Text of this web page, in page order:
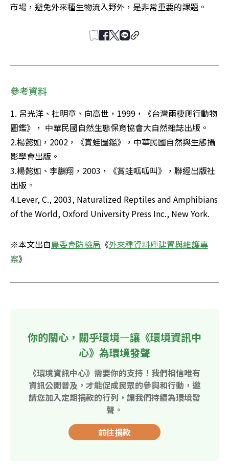
市場，避免外來種生物流入野外，是非常重要的課題。
參考資料
1. 呂光洋、杜明章、向高世，1999，《台灣兩棲爬行動物
圖鑑》， 中華民國自然生態保育協會大自然雜誌出版。
2.楊懿如，2002，《賞蛙圖鑑》，中華民國自然與生態攝
影學會出版。
3.楊懿如、李鵬翔，2003，《賞蛙呱呱叫》，聯經出版社
出版。
4.Lever, C., 2003, Naturalized Reptiles and Amphibians
of the World, Oxford University Press Inc., New York.
※本文出自農委會防檢局 《外來種資料庫建置與維護專
案》
你的關心，關乎環境—讓《環境資訊中
心》為環境發聲
《環境資訊中心》需要你的支持！我們相信唯有
資訊公開普及，才能促成民眾的參與和行動，邀
請您加入定期捐款的行列，讓我們持續為環境發
聲。
前往捐款